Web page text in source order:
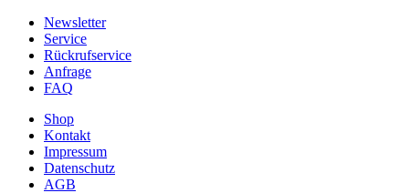
Newsletter
Service
Rückrufservice
Anfrage
FAQ
Shop
Kontakt
Impressum
Datenschutz
AGB